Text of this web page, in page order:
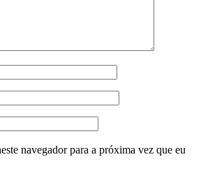
navegador para a próxima vez que eu